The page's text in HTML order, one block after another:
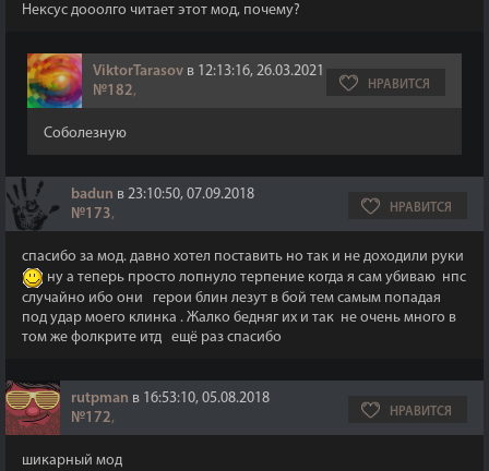
Нексус дооолго читает этот мод, почему?
ViktorTarasov в 12:13:16, 26.03.2021
№182, НРАВИТСЯ
Соболезную
badun в 23:10:50, 07.09.2018
№173, НРАВИТСЯ
спасибо за мод. давно хотел поставить но так и не доходили руки
ну а теперь просто лопнуло терпение когда я сам убиваю нпс
случайно ибо они герои блин лезут в бой тем самым попадая
под удар моего клинка . Жалко бедняг их и так не очень много в
том же фолкрите итд ещё раз спасибо
rutpman в 16:53:10, 05.08.2018
№172, НРАВИТСЯ
шикарный мод